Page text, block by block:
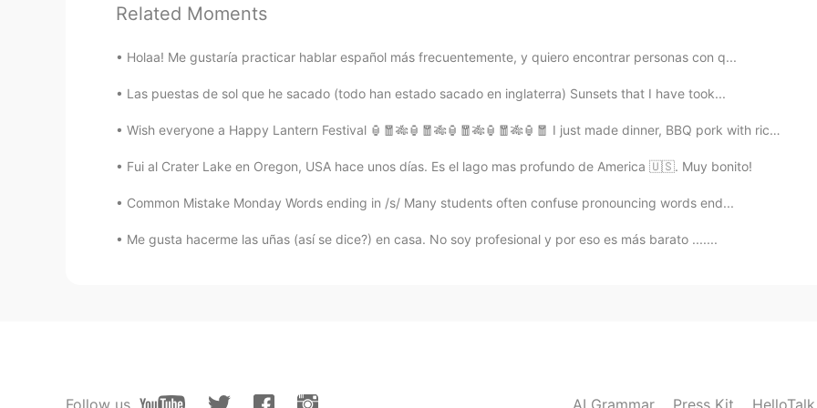
EN ES
@Erika Disfrútalo!
ES EN
Increible!
Erika 2019.03.30 23:03
Beautifuul !
Related Moments
Holaa! Me gustaría practicar hablar español más frecuentemente, y quiero encontrar personas con q...
Las puestas de sol que he sacado (todo han estado sacado en inglaterra) Sunsets that I have took...
Wish everyone a Happy Lantern Festival 🏮🧧🎋🏮🧧🎋🏮🧧🎋🏮🧧🎋🏮🧧 I just made dinner, BBQ pork with rice ...
Fui al Crater Lake en Oregon, USA hace unos días. Es el lago mas profundo de America 🇺🇸. Muy bonito!
Common Mistake Monday Words ending in /s/ Many students often confuse pronouncing words end...
Me gusta hacerme las uñas (así se dice?) en casa. No soy profesional y por eso es más barato .......
Follow us AI Grammar Press Kit